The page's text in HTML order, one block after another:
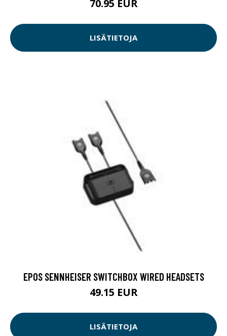
70.95 EUR
LISÄTIETOJA
EPOS SENNHEISER SWITCHBOX WIRED HEADSETS
49.15 EUR
LISÄTIETOJA